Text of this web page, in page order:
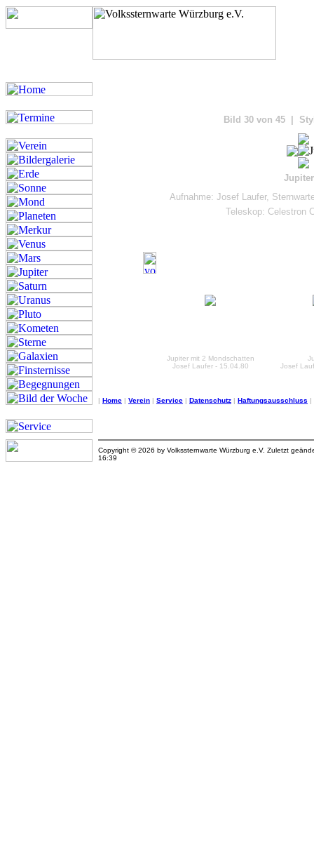
Bild 30 von 45 |
Aufnahme: Josef Laufer,
Teleskop: Celestron
Jupiter mit 2 Mondschatten
Josef Laufer - 15.04.80
Josef
| Home | Verein | Service | Datenschutz | Haftungsausschluss |
Copyright © 2026 by Volkssternwarte Würzburg e.V. Zuletzt
16:39